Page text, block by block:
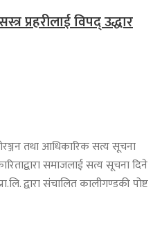
प्रहरीलाई विपद् उद्धार
तथा आधिकारिक सत्य सूचना
समाजलाई सत्य सूचना दिने
द्वारा संचालित कालीगण्डकी पोष्ट